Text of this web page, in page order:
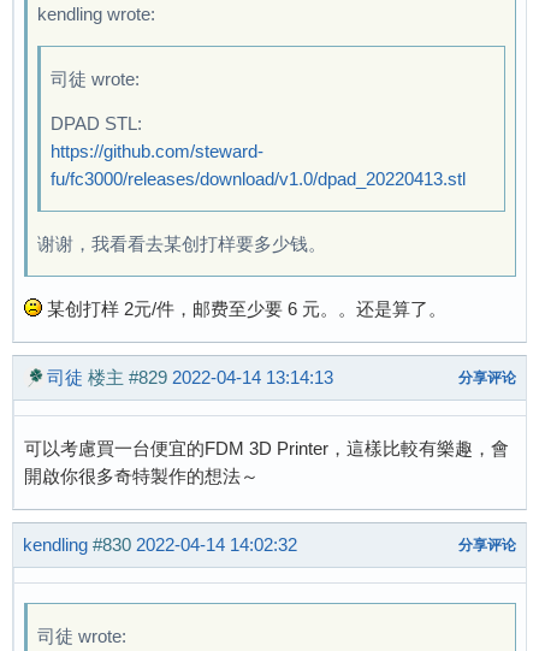
kendling wrote:
司徒 wrote:
DPAD STL:
https://github.com/steward-
fu/fc3000/releases/download/v1.0/dpad_20220413.stl
谢谢，我看看去某创打样要多少钱。
某创打样 2元/件，邮费至少要 6 元。。还是算了。
司徒 楼主 #829 2022-04-14 13:14:13 分享评论
可以考慮買一台便宜的FDM 3D Printer，這樣比較有樂趣，會
開啟你很多奇特製作的想法～
kendling #830 2022-04-14 14:02:32 分享评论
司徒 wrote: